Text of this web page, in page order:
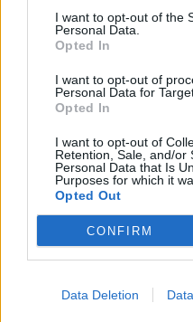
I want to opt-out of the
Personal Data.
Opted In
I want to opt-out of
Personal Data for
Opted In
I want to opt-out of
Retention, Sale, and/or
Personal Data that Is
Purposes for which it
Opted Out
CONFIRM
Data Deletion
Nuo pat niekuo
invazijos į Ukrainą ir
agresijos prieš šią
akcijos.
Buvote įvykio vietoje?
medžiagos? Pasidalinkite